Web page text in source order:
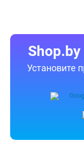
Shop.by
Установите